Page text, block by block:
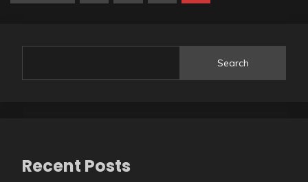
Search
Recent Posts